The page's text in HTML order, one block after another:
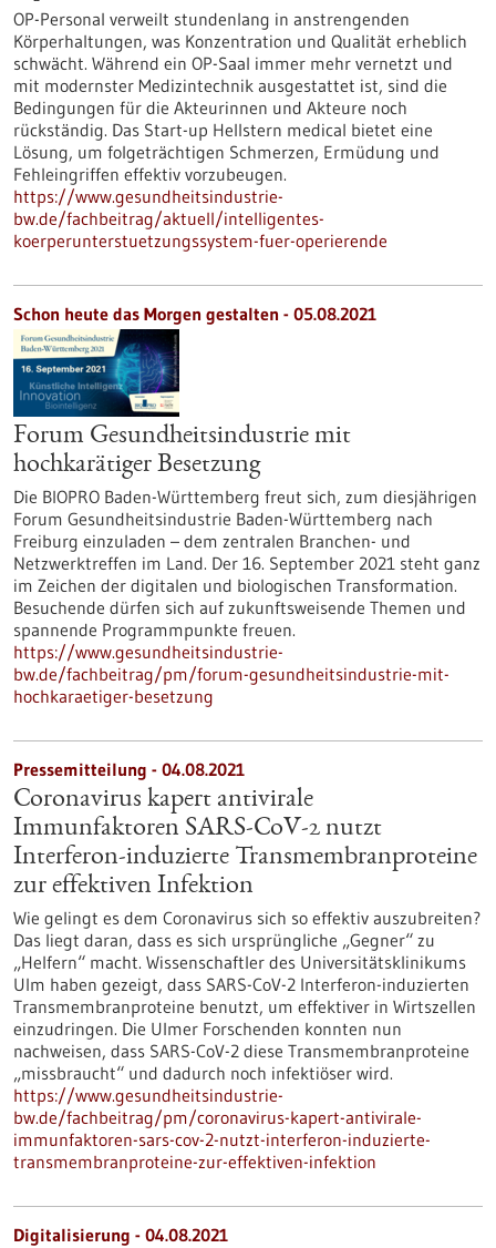
OP-Personal verweilt stundenlang in anstrengenden
Körperhaltungen, was Konzentration und Qualität erheblich
schwächt. Während ein OP-Saal immer mehr vernetzt und
mit modernster Medizintechnik ausgestattet ist, sind die
Bedingungen für die Akteurinnen und Akteure noch
rückständig. Das Start-up Hellstern medical bietet eine
Lösung, um folgeträchtigen Schmerzen, Ermüdung und
Fehleingriffen effektiv vorzubeugen.
https://www.gesundheitsindustrie-
bw.de/fachbeitrag/aktuell/intelligentes-
koerperunterstuetzungssystem-fuer-operierende
Schon heute das Morgen gestalten - 05.08.2021
Forum Gesundheitsindustrie mit
hochkarätiger Besetzung
Die BIOPRO Baden-Württemberg freut sich, zum diesjährigen
Forum Gesundheitsindustrie Baden-Württemberg nach
Freiburg einzuladen – dem zentralen Branchen- und
Netzwerktreffen im Land. Der 16. September 2021 steht ganz
im Zeichen der digitalen und biologischen Transformation.
Besuchende dürfen sich auf zukunftsweisende Themen und
spannende Programmpunkte freuen.
https://www.gesundheitsindustrie-
bw.de/fachbeitrag/pm/forum-gesundheitsindustrie-mit-
hochkaraetiger-besetzung
Pressemitteilung - 04.08.2021
Coronavirus kapert antivirale
Immunfaktoren SARS-CoV-2 nutzt
Interferon-induzierte Transmembranproteine
zur effektiven Infektion
Wie gelingt es dem Coronavirus sich so effektiv auszubreiten?
Das liegt daran, dass es sich ursprüngliche „Gegner“ zu
„Helfern“ macht. Wissenschaftler des Universitätsklinikums
Ulm haben gezeigt, dass SARS-CoV-2 Interferon-induzierten
Transmembranproteine benutzt, um effektiver in Wirtszellen
einzudringen. Die Ulmer Forschenden konnten nun
nachweisen, dass SARS-CoV-2 diese Transmembranproteine
„missbraucht“ und dadurch noch infektiöser wird.
https://www.gesundheitsindustrie-
bw.de/fachbeitrag/pm/coronavirus-kapert-antivirale-
immunfaktoren-sars-cov-2-nutzt-interferon-induzierte-
transmembranproteine-zur-effektiven-infektion
Digitalisierung - 04.08.2021